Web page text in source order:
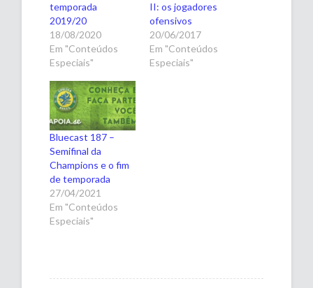
temporada
2019/20
18/08/2020
Em "Conteúdos
Especiais"
II: os jogadores
ofensivos
20/06/2017
Em "Conteúdos
Especiais"
Bluecast 187 –
Semifinal da
Champions e o fim
de temporada
27/04/2021
Em "Conteúdos
Especiais"